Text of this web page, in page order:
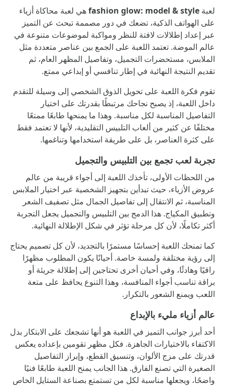
لعبة fashion glow: model & styleهي لعبة محاكاة أزياء
على الهواتف الذكية، تضعك في دور مصممة تبحث عن التميز
عبر إعداد إطلالات لافتة للنظر ومواكبة لموضوعات متنوعة في
عالم الموضة. تعتمد اللعبة على الجمع بين عناصر متعددة مثل
الملابس، مستحضرات التجميل، وتفاصيل المظهر العام، ثم
تقديم النتيجة النهائية في إطار تنافسي أو إبداعي ممتع.
تقوم فكرة اللعبة على تحويل الذوق الشخصي إلى وسيلة للتقدم
داخل اللعبة، إذ يصبح نجاحك مرتبطًا بقدرتك على اختيار
التفاصيل المناسبة لكل مناسبة. وهذا ما يمنحها طابعًا ممتعًا
مختلفًا عن كثير من ألعاب التلبيس التقليدية، لأنها لا تعتمد فقط
على كثرة العناصر، بل على طريقة استخدامها وتناغمها.
تجربة لعب تجمع بين التلبيس والتجميل
من اللحظات الأولى، تأخذك اللعبة إلى أجواء قريبة من عالم
عروض الأزياء، حيث تبدأين بتجهيز الشخصية عبر اختيار الملابس
المناسبة، ثم الانتقال إلى تفاصيل الجمال مثل تصفيف الشعر
وتطبيق المكياج. هذا الدمج بين التلبيس والتجميل يجعل التجربة
أكثر تكاملًا، لأن كل مرحلة تؤثر في شكل الإطلالة النهائية.
كما تمنحك اللعبة إحساسًا مستمرًا بالتجديد، لأن كل تصميم يحتاج
إلى رؤية مختلفة ولمسة خاصة. أحيانًا يكون المطلوب مظهرًا
راقيًا وهادئًا، وفي أحيان أخرى تحتاجين إلى إطلالة جريئة أو
براقة تناسب أجواء المنافسة، وهذا التنوع يحافظ على متعة
اللعب ويمنع الشعور بالتكرار.
عالم أزياء مليء بالإبداع
أحد أبرز جوانب التميز في اللعبة هو أنها تشجعك على الابتكار بدل
الاكتفاء بالاختيارات الجاهزة. فكل مظهر تقومين بإعداده يعكس
قدرتك على مزج الألوان، وتنسيق القطع، وإبراز التفاصيل
الصغيرة التي تصنع الفارق. هذا الجانب يمنح اللعبة طابعًا فنيًا
واضحًا، ويجعلها مناسبة لكل من تستمتع بصناعة الستايل الخاص